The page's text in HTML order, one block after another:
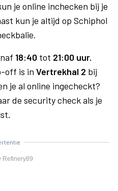
je online inchecken bij je
kun je altijd op Schiphol
18:40 tot 21:00 uur.
off is in Vertrekhal 2 bij
je al online ingecheckt?
de security check als je
Refinery89